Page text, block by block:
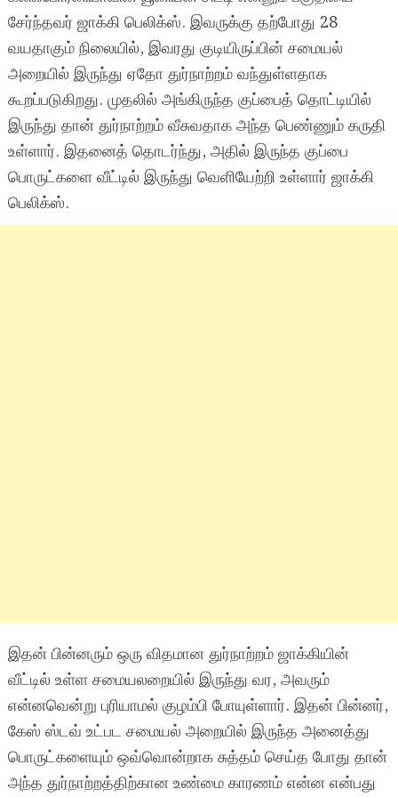
சேர்ந்தவர் ஜாக்கி பெலிக்ஸ். இவருக்கு தற்போது 28
வயதாகும் நிலையில், இவரது குடியிருப்பின் சமையல்
அறையில் இருந்து ஏதோ துர்நாற்றம் வந்துள்ளதாக
கூறப்படுகிறது. முதலில் அங்கிருந்த குப்பைத் தொட்டியில்
இருந்து தான் துர்நாற்றம் வீசுவதாக அந்த பெண்ணும் கருதி
உள்ளார். இதனைத் தொடர்ந்து, அதில் இருந்த குப்பை
பொருட்களை வீட்டில் இருந்து வெளியேற்றி உள்ளார் ஜாக்கி
பெலிக்ஸ்.
இதன் பின்னரும் ஒரு விதமான துர்நாற்றம் ஜாக்கியின்
வீட்டில் உள்ள சமையலறையில் இருந்து வர, அவரும்
என்னவென்று புரியாமல் குழம்பி போயுள்ளார். இதன் பின்னர்,
கேஸ் ஸ்டவ் உட்பட சமையல் அறையில் இருந்த அனைத்து
பொருட்களையும் ஒவ்வொன்றாக சுத்தம் செய்த போது தான்
அந்த துர்நாற்றத்திற்கான உண்மை காரணம் என்ன என்பது